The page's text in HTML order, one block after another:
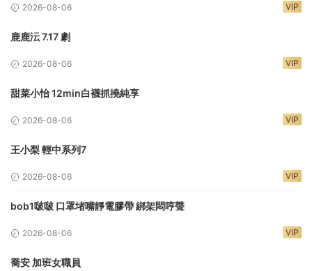
2026-08-06 VIP
鹿鹿沄 7.17 劇
2026-08-06 VIP
甜菜小怡 12min白襪抓撓純享
2026-08-06 VIP
王小梨 輕中系列7
2026-08-06 VIP
bob1啵啵 口罩堵嘴靜電膠帶 綁架悶哼聲
2026-08-06 VIP
喬安 加班女職員